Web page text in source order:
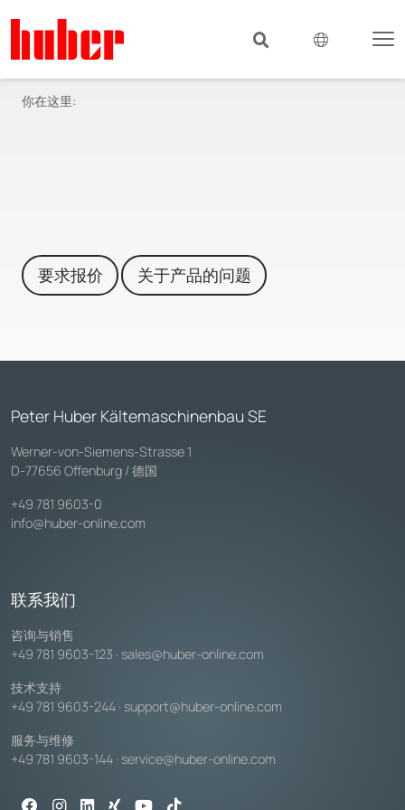
你在这里:
要求报价 关于产品的问题
Peter Huber Kältemaschinenbau SE
Werner-von-Siemens-Strasse 1
D-77656 Offenburg / 德国
+49 781 9603-0
info@huber-online.com
联系我们
咨询与销售
+49 781 9603-123 · sales@huber-online.com
技术支持
+49 781 9603-244 · support@huber-online.com
服务与维修
+49 781 9603-144 · service@huber-online.com